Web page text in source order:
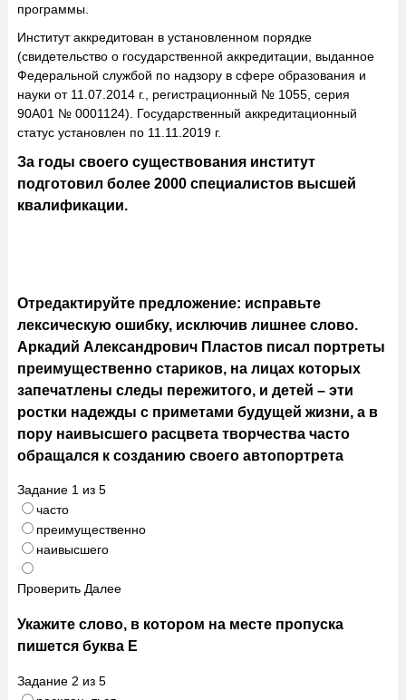
программы.
Институт аккредитован в установленном порядке
(свидетельство о государственной аккредитации, выданное
Федеральной службой по надзору в сфере образования и
науки от 11.07.2014 г., регистрационный № 1055, серия
90А01 № 0001124). Государственный аккредитационный
статус установлен по 11.11.2019 г.
За годы своего существования институт
подготовил более 2000 специалистов высшей
квалификации.
Отредактируйте предложение: исправьте
лексическую ошибку, исключив лишнее слово.
Аркадий Александрович Пластов писал портреты
преимущественно стариков, на лицах которых
запечатлены следы пережитого, и детей – эти
ростки надежды с приметами будущей жизни, а в
пору наивысшего расцвета творчества часто
обращался к созданию своего автопортрета
Задание 1 из 5
часто
преимущественно
наивысшего
Проверить Далее
Укажите слово, в котором на месте пропуска
пишется буква Е
Задание 2 из 5